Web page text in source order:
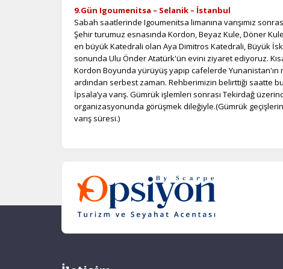
9.Gün Igoumenitsa – Selanik – İstanbul
Sabah saatlerinde Igoumenitsa limanına varışımız
Şehir turumuz esnasında Kordon, Beyaz Kule, Döner
en büyük Katedrali olan Aya Dimitros Katedrali, Büyük
sonunda Ulu Önder Atatürk'ün evini ziyaret ediyoruz.
Kordon Boyunda yürüyüş yapıp cafelerde
ardından serbest zaman. Rehberimizin belirttiği saatte
İpsala’ya varış. Gümrük işlemleri sonrası Tekirdağ
organizasyonunda görüşmek dileğiyle.(Gümrük
varış süresi.)